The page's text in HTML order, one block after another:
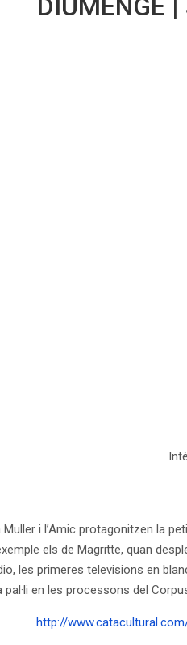
DIUMENGE
i l’Amic protagonitzen la
els de Magritte, quan
les primeres televisions en
en les processons del
http://